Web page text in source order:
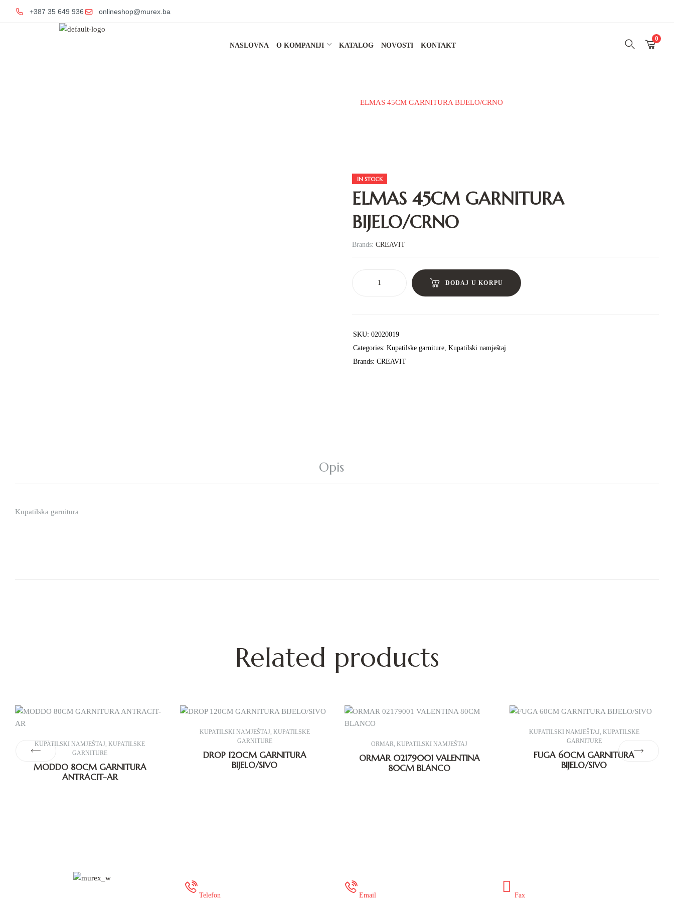
+387 35 649 936 onlineshop@murex.ba
NASLOVNA O KOMPANIJI KATALOG NOVOSTI KONTAKT
0
ELMAS 45CM GARNITURA BIJELO/CRNO
IN STOCK
ELMAS 45CM GARNITURA
BIJELO/CRNO
Brands: CREAVIT
DODAJ U KORPU
SKU: 02020019
Categories: Kupatilske garniture, Kupatilski namještaj
Brands: CREAVIT
Opis
Kupatilska garnitura
Related products
KUPATILSKI NAMJEŠTAJ ,KUPATILSKE
GARNITURE
MODDO 80CM GARNITURA
ANTRACIT-AR
KUPATILSKI NAMJEŠTAJ KUPATILSKE
GARNITURE
DROP 120CM GARNITURA
BIJELO/SIVO
ORMAR ,KUPATILSKI NAMJEŠTAJ
ORMAR 02179001 VALENTINA
80CM BLANCO
KUPATILSKI NAMJEŠTAJ KUPATILSKE
GARNITURE
FUGA 60CM GARNITURA
BIJELO/SIVO
Telefon Email Fax